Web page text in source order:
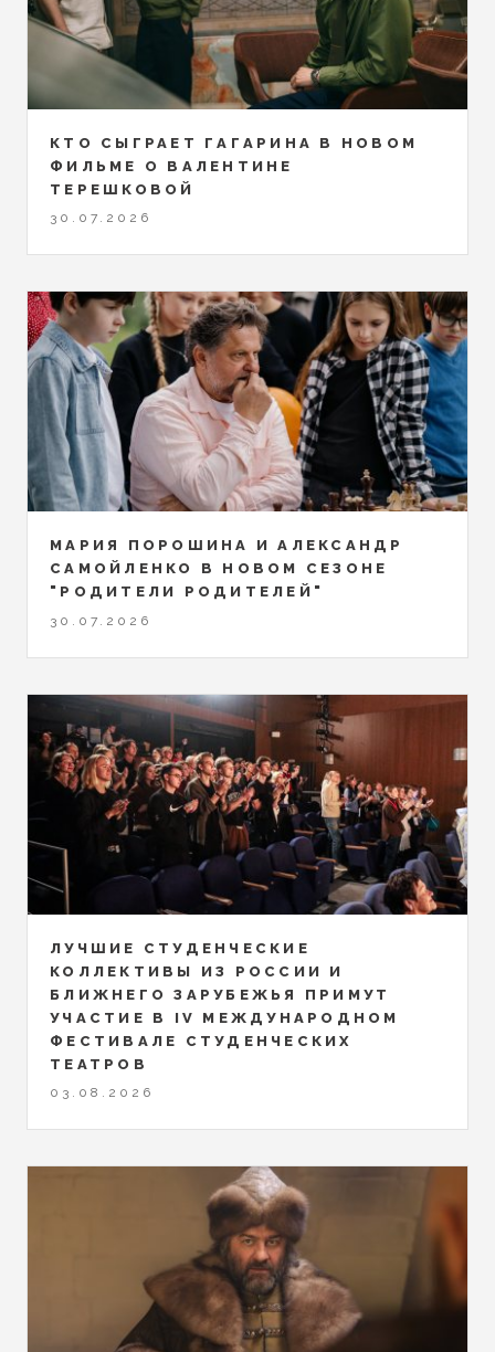
КТО СЫГРАЕТ ГАГАРИНА В НОВОМ
ФИЛЬМЕ О ВАЛЕНТИНЕ
ТЕРЕШКОВОЙ
30.07.2026
МАРИЯ ПОРОШИНА И АЛЕКСАНДР
САМОЙЛЕНКО В НОВОМ СЕЗОНЕ
"РОДИТЕЛИ РОДИТЕЛЕЙ"
30.07.2026
ЛУЧШИЕ СТУДЕНЧЕСКИЕ
КОЛЛЕКТИВЫ ИЗ РОССИИ И
БЛИЖНЕГО ЗАРУБЕЖЬЯ ПРИМУТ
УЧАСТИЕ В IV МЕЖДУНАРОДНОМ
ФЕСТИВАЛЕ СТУДЕНЧЕСКИХ
ТЕАТРОВ
03.08.2026